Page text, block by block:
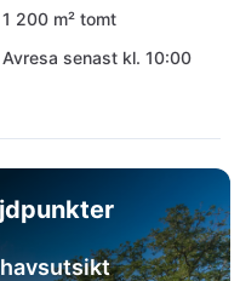
1 200 m² tomt
Avresa senast kl. 10:00